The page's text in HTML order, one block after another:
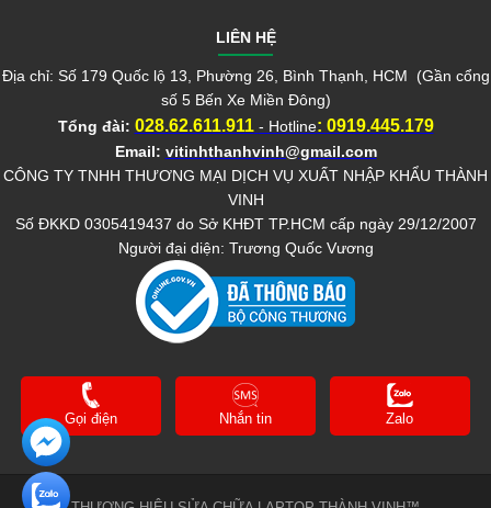
LIÊN HỆ
Địa chỉ: Số 179 Quốc lộ 13, Phường 26, Bình Thạnh, HCM (Gần cổng
số 5 Bến Xe Miền Đông)
Tổng đài: 028.62.611.911 - Hotline: 0919.445.179
Email: vitinhthanhvinh@gmail.com
CÔNG TY TNHH THƯƠNG MẠI DỊCH VỤ XUẤT NHẬP KHẨU THÀNH
VINH
Số ĐKKD 0305419437 do Sở KHĐT TP.HCM cấp ngày 29/12/2007
Người đại diện: Trương Quốc Vương
Gọi điện Nhắn tin Zalo